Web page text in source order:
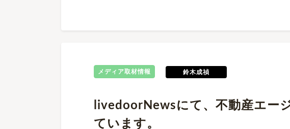
メディア取材情報 鈴木成禎
livedoorNewsにて、不動産エー
ています。